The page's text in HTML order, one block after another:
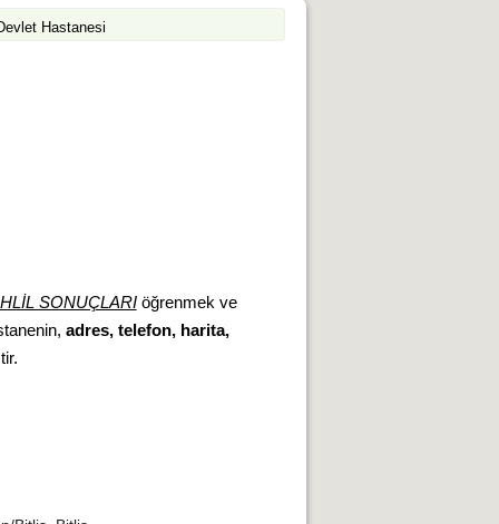
Hastanesi
SONUÇLARIöğrenmek ve
adres, telefon, harita,